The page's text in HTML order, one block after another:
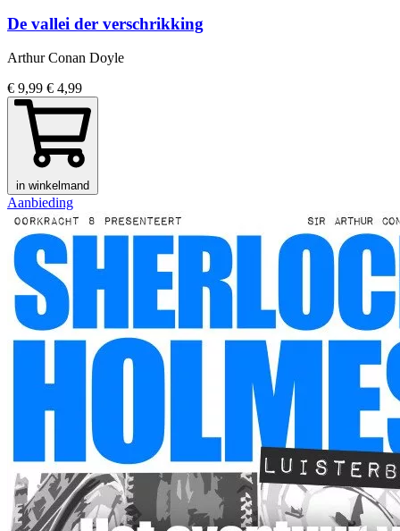
De vallei der verschrikking
Arthur Conan Doyle
€ 9,99 € 4,99
in winkelmand
Aanbieding